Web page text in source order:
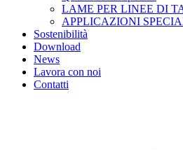
LAME PER LINEE DI
APPLICAZIONI
Sostenibilità
Download
News
Lavora con noi
Contatti